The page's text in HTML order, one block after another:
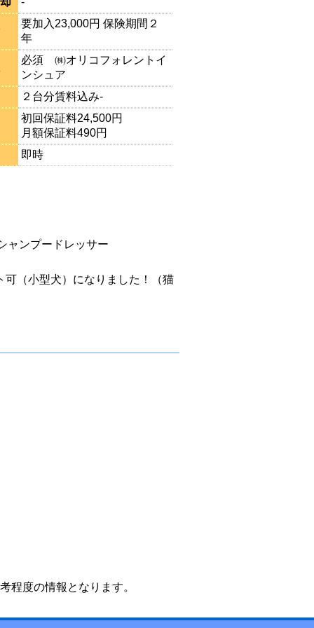
要加入23,000円 保険期間２
年
必須 ㈱オリコフォレントイ
ンシュア
２台分賃料込み-
初回保証料24,500円
月額保証料490円
即時
ャンプードレッサー
（小型犬）になりました！（猫
程度の情報となります。